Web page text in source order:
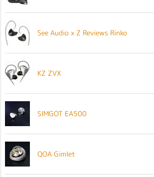
See Audio x Z Reviews Rinko
KZ ZVX
SIMGOT EA500
QOA Gimlet